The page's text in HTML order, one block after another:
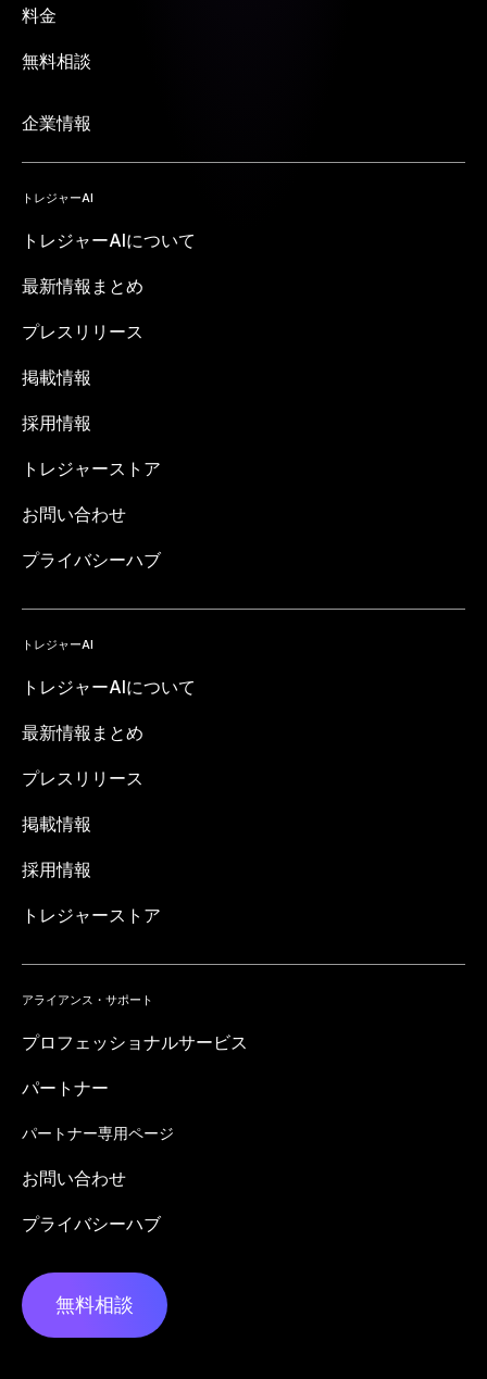
料金
無料相談
企業情報
トレジャーAI
トレジャーAIについて
最新情報まとめ
プレスリリース
掲載情報
採用情報
トレジャーストア
お問い合わせ
プライバシーハブ
トレジャーAI
トレジャーAIについて
最新情報まとめ
プレスリリース
掲載情報
採用情報
トレジャーストア
アライアンス・サポート
プロフェッショナルサービス
パートナー
パートナー専用ページ
お問い合わせ
プライバシーハブ
無料相談